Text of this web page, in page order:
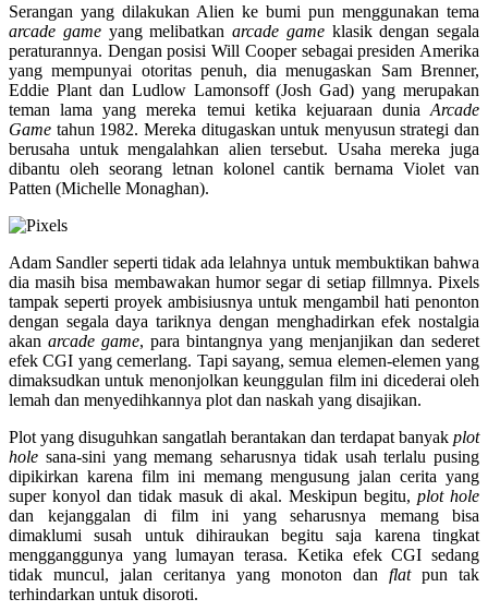
Serangan yang dilakukan Alien ke bumi pun menggunakan tema
arcade gameyang melibatkan arcade gameklasik dengan segala
peraturannya. Dengan posisi Will Cooper sebagai presiden Amerika
yang mempunyai otoritas penuh, dia menugaskan Sam Brenner,
Eddie Plant dan Ludlow Lamonsoff (Josh Gad) yang merupakan
teman lama yang mereka temui ketika kejuaraan dunia Arcade
Game tahun 1982. Mereka ditugaskan untuk menyusun strategi dan
berusaha untuk mengalahkan alien tersebut. Usaha mereka juga
dibantu oleh seorang letnan kolonel cantik bernama Violet van
Patten (Michelle Monaghan).
Adam Sandler seperti tidak ada lelahnya untuk membuktikan bahwa
dia masih bisa membawakan humor segar di setiap fillmnya. Pixels
tampak seperti proyek ambisiusnya untuk mengambil hati penonton
dengan segala daya tariknya dengan menghadirkan efek nostalgia
akan arcade game, para bintangnya yang menjanjikan dan sederet
efek CGI yang cemerlang. Tapi sayang, semua elemen-elemen yang
dimaksudkan untuk menonjolkan keunggulan film ini dicederai oleh
lemah dan menyedihkannya plot dan naskah yang disajikan.
Plot yang disuguhkan sangatlah berantakan dan terdapat banyak plot
hole sana-sini yang memang seharusnya tidak usah terlalu pusing
dipikirkan karena film ini memang mengusung jalan cerita yang
super konyol dan tidak masuk di akal. Meskipun begitu, plot hole
dan kejanggalan di film ini yang seharusnya memang bisa
dimaklumi susah untuk dihiraukan begitu saja karena tingkat
mengganggunya yang lumayan terasa. Ketika efek CGI sedang
tidak muncul, jalan ceritanya yang monoton dan flatpun tak
terhindarkan untuk disoroti.